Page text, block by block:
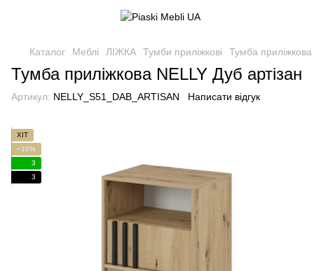
Каталог Меблі ЛІЖКА Тумби приліжкові Тумба приліжкова
Тумба приліжкова NELLY Дуб артізан
Артикул: NELLY_S51_DAB_ARTISAN Написати відгук
ХІТ
−10%
3
3